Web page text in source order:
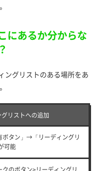
にあるか分からな
グリストのある場所をあ
リストへの追加
ボタン」→「リーディングリ
可能
のボタン>リーディングリ